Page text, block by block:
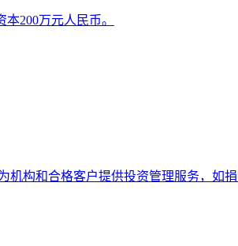
200万元人民币。
机构和合格客户提供投资管理服务，如